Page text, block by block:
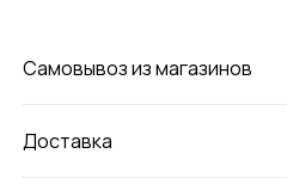
Самовывоз из магазинов
Доставка